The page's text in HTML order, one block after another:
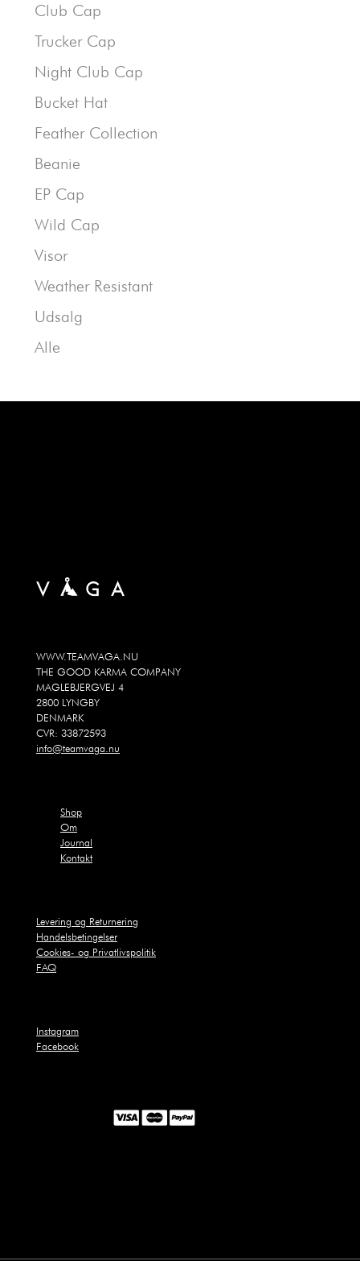
Club Cap
Trucker Cap
Night Club Cap
Bucket Hat
Feather Collection
Beanie
EP Cap
Wild Cap
Visor
Weather Resistant
Udsalg
Alle
WWW.TEAMVAGA.NU
THE GOOD KARMA COMPANY
MAGLEBJERGVEJ 4
2800 LYNGBY
DENMARK
CVR: 33872593
info@teamvaga.nu
Shop
Om
Journal
Kontakt
Levering og Returnering
Handelsbetingelser
Cookies- og Privatlivspolitik
FAQ
Instagram
Facebook